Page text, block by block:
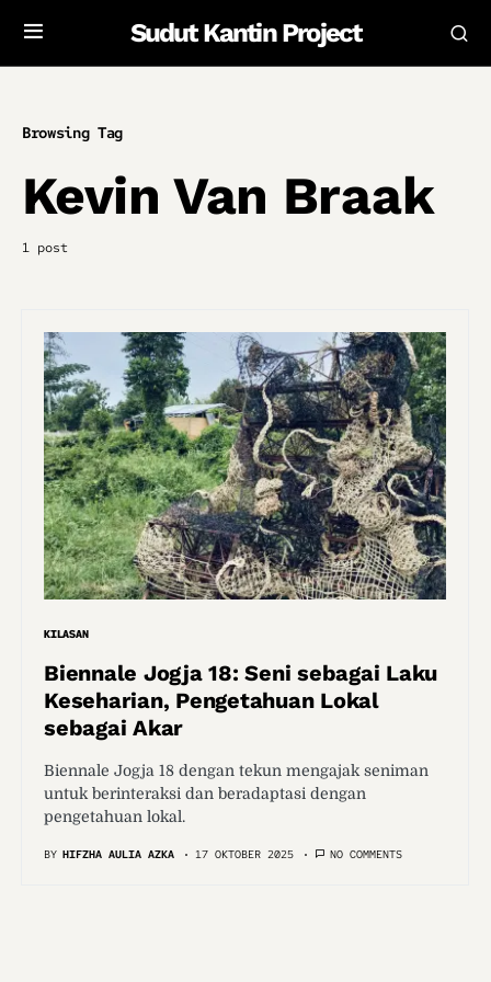
Sudut Kantin Project
Browsing Tag
Kevin Van Braak
1 post
KILASAN
Biennale Jogja 18: Seni sebagai Laku
Keseharian, Pengetahuan Lokal
sebagai Akar
Biennale Jogja 18 dengan tekun mengajak seniman
untuk berinteraksi dan beradaptasi dengan
pengetahuan lokal.
BY HIFZHA AULIA AZKA 17 OKTOBER 2025 NO COMMENTS